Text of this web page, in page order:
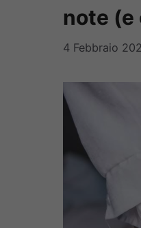
note (e
4 Febbraio